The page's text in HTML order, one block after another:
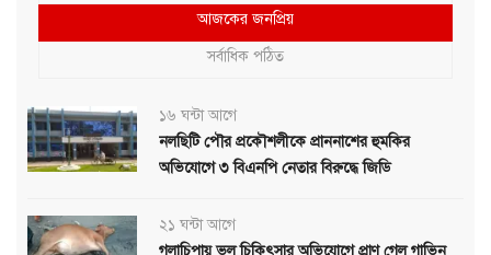
আজকের জনপ্রিয়
সর্বাধিক পঠিত
১৬ ঘন্টা আগে
নলছিটি পৌর প্রকৌশলীকে প্রাননাশের হুমকির
অভিযোগে ৩ বিএনপি নেতার বিরুদ্ধে জিডি
২১ ঘন্টা আগে
গলাচিপায় ভুল চিকিৎসার অভিযোগে প্রাণ গেল গাভিন